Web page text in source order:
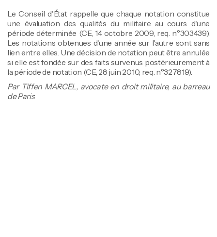
Le Conseil d'État rappelle que chaque notation constitue
une évaluation des qualités du militaire au cours d'une
période déterminée (CE, 14 octobre 2009, req. n°303439).
Les notations obtenues d'une année sur l'autre sont sans
lien entre elles. Une décision de notation peut être annulée
si elle est fondée sur des faits survenus postérieurement à
la période de notation (CE, 28 juin 2010, req. n°327819).
Par Tiffen MARCEL, avocate en droit militaire, au barreau
de Paris